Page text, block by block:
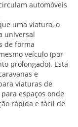
automóveis
uma viatura, o
universal
de forma
veículo (por
prolongado). Esta
e
viaturas de
espaços onde
rápida e fácil de